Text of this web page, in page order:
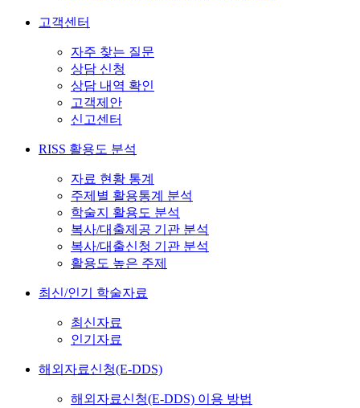
고객센터
자주 찾는 질문
상담 신청
상담 내역 확인
고객제안
신고센터
RISS 활용도 분석
자료 현황 통계
주제별 활용통계 분석
학술지 활용도 분석
복사/대출제공 기관 분석
복사/대출신청 기관 분석
활용도 높은 주제
최신/인기 학술자료
최신자료
인기자료
해외자료신청(E-DDS)
해외자료신청(E-DDS) 이용 방법